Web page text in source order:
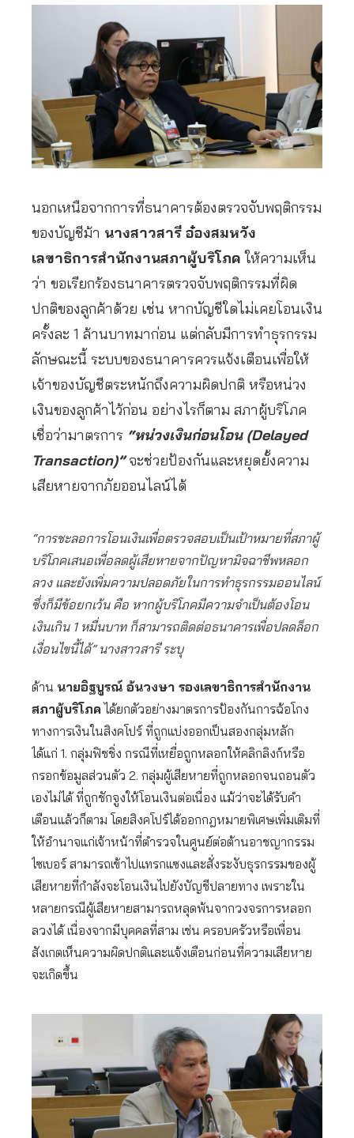
นอกเหนือจากการที่ธนาคารต้องตรวจจับพฤติกรรม
ของบัญชีม้า นางสาวสารี อ๋องสมหวัง
เลขาธิการสำนักงานสภาผู้บริโภค ให้ความเห็น
ว่า ขอเรียกร้องธนาคารตรวจจับพฤติกรรมที่ผิด
ปกติของลูกค้าด้วย เช่น หากบัญชีใดไม่เคยโอนเงิน
ครั้งละ 1 ล้านบาทมาก่อน แต่กลับมีการทำธุรกรรม
ลักษณะนี้ ระบบของธนาคารควรแจ้งเตือนเพื่อให้
เจ้าของบัญชีตระหนักถึงความผิดปกติ หรือหน่วง
เงินของลูกค้าไว้ก่อน อย่างไรก็ตาม สภาผู้บริโภค
เชื่อว่ามาตรการ “หน่วงเงินก่อนโอน (Delayed
Transaction)”จะช่วยป้องกันและหยุดยั้งความ
เสียหายจากภัยออนไลน์ได้
“การชะลอการโอนเงินเพื่อตรวจสอบเป็นเป้าหมายที่สภาผู้
บริโภคเสนอเพื่อลดผู้เสียหายจากปัญหามิจฉาชีพหลอก
ลวง และยังเพิ่มความปลอดภัยในการทำธุรกรรมออนไลน์
ซึ่งก็มีข้อยกเว้น คือ หากผู้บริโภคมีความจำเป็นต้องโอน
เงินเกิน 1 หมื่นบาท ก็สามารถติดต่อธนาคารเพื่อปลดล็อก
เงื่อนไขนี้ได้” นางสาวสารี ระบุ
ด้าน นายอิฐบูรณ์ อ้นวงษา รองเลขาธิการสำนักงาน
สภาผู้บริโภคได้ยกตัวอย่างมาตรการป้องกันการฉ้อโกง
ทางการเงินในสิงคโปร์ ที่ถูกแบ่งออกเป็นสองกลุ่มหลัก
ได้แก่ 1. กลุ่มฟิชชิ่ง กรณีที่เหยื่อถูกหลอกให้คลิกลิงก์หรือ
กรอกข้อมูลส่วนตัว 2. กลุ่มผู้เสียหายที่ถูกหลอกจนถอนตัว
เองไม่ได้ ที่ถูกชักจูงให้โอนเงินต่อเนื่อง แม้ว่าจะได้รับคำ
เตือนแล้วก็ตาม โดยสิงคโปร์ได้ออกกฎหมายพิเศษเพิ่มเติมที่
ให้อำนาจแก่เจ้าหน้าที่ตำรวจในศูนย์ต่อต้านอาชญากรรม
ไซเบอร์ สามารถเข้าไปแทรกแซงและสั่งระงับธุรกรรมของผู้
เสียหายที่กำลังจะโอนเงินไปยังบัญชีปลายทาง เพราะใน
หลายกรณีผู้เสียหายสามารถหลุดพ้นจากวงจรการหลอก
ลวงได้ เนื่องจากมีบุคคลที่สาม เช่น ครอบครัวหรือเพื่อน
สังเกตเห็นความผิดปกติและแจ้งเตือนก่อนที่ความเสียหาย
จะเกิดขึ้น